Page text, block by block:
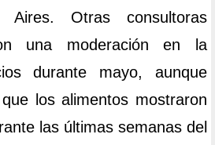
Otras consultoras
una moderación en la
durante mayo, aunque
los alimentos mostraron
las últimas semanas del